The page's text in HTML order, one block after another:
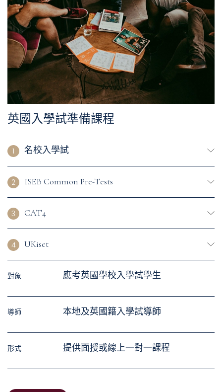
英國入學試準備課程
1 名校入學試
2 ISEB Common Pre-Tests
3 CAT4
4 UKiset
對象 應考英國學校入學試學⽣
導師 本地及英國籍入學試導師
形式 提供⾯授或線上一對一課程